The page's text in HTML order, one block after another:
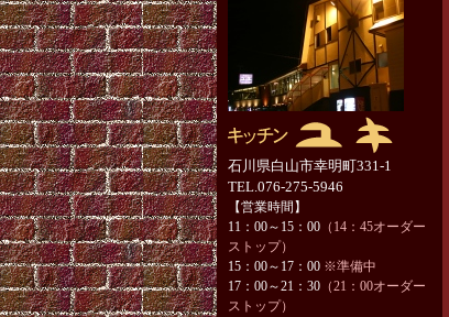
石川県白山市幸明町331-1
TEL.076-275-5946
【営業時間】
11：00～15：00 （14：45オーダー
ストップ）
15：00～17：00 ※準備中
17：00～21：30 （21：00オーダー
ストップ）